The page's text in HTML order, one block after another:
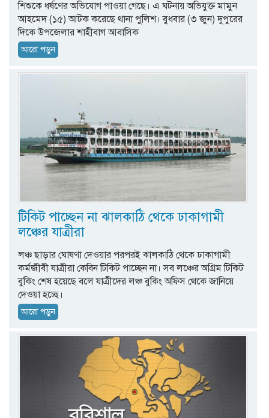
শিশুকে ধর্ষণের অভিযোগ পাওয়া গেছে। এ ঘটনায় অভিযুক্ত মামুন
আহমেদ (১৫) আটক করেছে থানা পুলিশ। বুধবার (৩ জুন) দুপুরের
দিকে উপজেলার শাহীবাগ আবাসিক
আরো পড়ুন
টিকিট পাচ্ছেন না ঝালকাঠি থেকে ঢাকাগামী
লঞ্চের যাত্রীরা
লঞ্চ ছাড়ার ঘোষণা দেওয়ার পরপরই ঝালকাঠি থেকে ঢাকাগামী
কর্মজীবী যাত্রীরা কেবিন টিকিট পাচ্ছেন না। সব লঞ্চের অগ্রিম টিকিট
বুকিং শেষ হয়েছে বলে যাত্রীদের লঞ্চ বুকিং অফিস থেকে জানিয়ে
দেওয়া হচ্ছে।
আরো পড়ুন